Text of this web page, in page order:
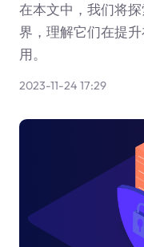
在本文中，我们将
界，理解它们在提
用。
2023-11-24 17:29